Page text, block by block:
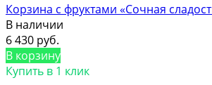
Корзина с фруктами «Сочная
В наличии
6 430 руб.
В корзину
Купить в 1 клик